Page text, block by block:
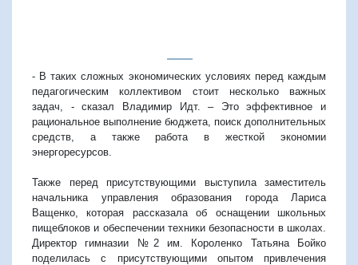
- В таких сложных экономических условиях перед каждым
педагогическим коллективом стоит несколько важных
задач, - сказал Владимир Идт. – Это эффективное и
рациональное выполнение бюджета, поиск дополнительных
средств, а также работа в жесткой экономии
энергоресурсов.
Также перед присутствующими выступила заместитель
начальника управления образования города Лариса
Ващенко, которая рассказала об оснащении школьных
пищеблоков и обеспечении техники безопасности в школах.
Директор гимназии №2 им. Короленко Татьяна Бойко
поделилась с присутствующими опытом привлечения